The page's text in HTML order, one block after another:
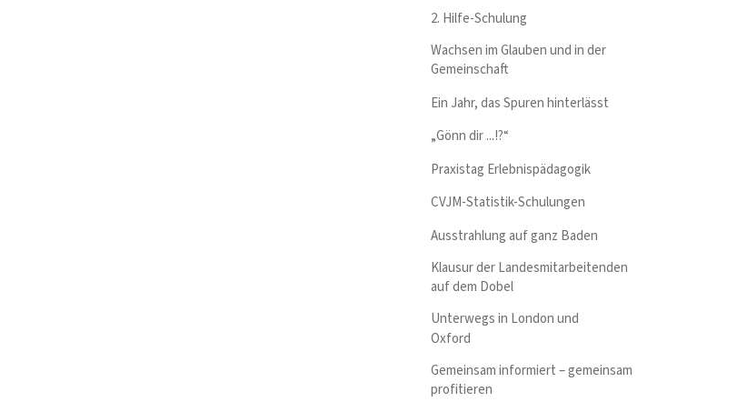
2. Hilfe-Schulung
Wachsen im Glauben und in der
Gemeinschaft
Ein Jahr, das Spuren hinterlässt
„Gönn dir ...!?“
Praxistag Erlebnispädagogik
CVJM-Statistik-Schulungen
Ausstrahlung auf ganz Baden
Klausur der Landesmitarbeitenden
auf dem Dobel
Unterwegs in London und
Oxford
Gemeinsam informiert – gemeinsam
profitieren